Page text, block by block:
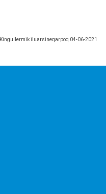
Kingullermik iluarsineqarpoq 04-06-2021